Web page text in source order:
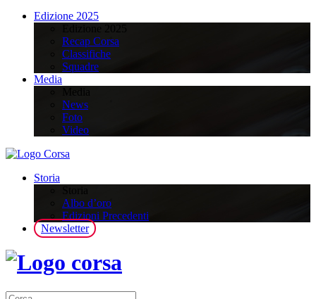
Edizione 2025
Recap Corsa
Classifiche
Squadre
Media
News
Foto
Video
Storia
Albo d’oro
Edizioni Precedenti
Newsletter